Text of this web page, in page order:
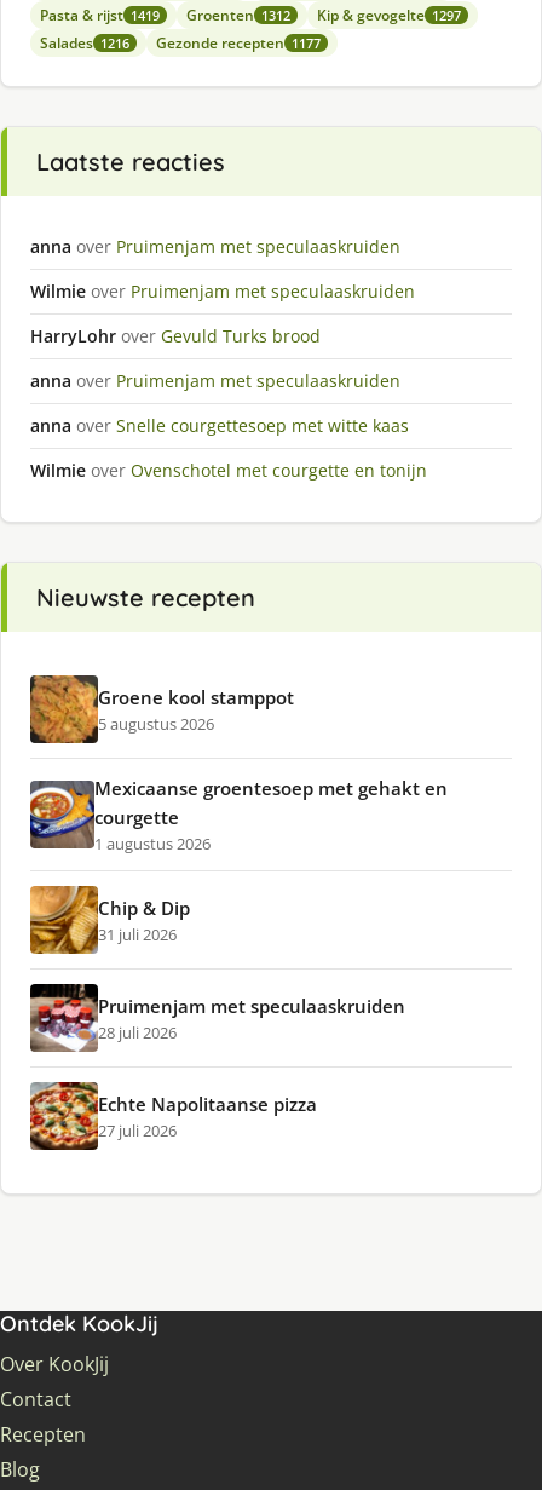
Pasta & rijst 1419 Groenten 1312 Kip & gevogelte 1297
Salades 1216 Gezonde recepten 1177
Laatste reacties
anna over Pruimenjam met speculaaskruiden
Wilmie over Pruimenjam met speculaaskruiden
HarryLohr over Gevuld Turks brood
anna over Pruimenjam met speculaaskruiden
anna over Snelle courgettesoep met witte kaas
Wilmie over Ovenschotel met courgette en tonijn
Nieuwste recepten
Groene kool stamppot
5 augustus 2026
Mexicaanse groentesoep met gehakt en
courgette
1 augustus 2026
Chip & Dip
31 juli 2026
Pruimenjam met speculaaskruiden
28 juli 2026
Echte Napolitaanse pizza
27 juli 2026
Ontdek KookJij
Over KookJij
Contact
Recepten
Blog